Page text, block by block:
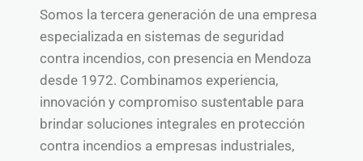
Somos la tercera generación de una empresa
especializada en sistemas de seguridad
contra incendios, con presencia en Mendoza
desde 1972. Combinamos experiencia,
innovación y compromiso sustentable para
brindar soluciones integrales en protección
contra incendios a empresas industriales,